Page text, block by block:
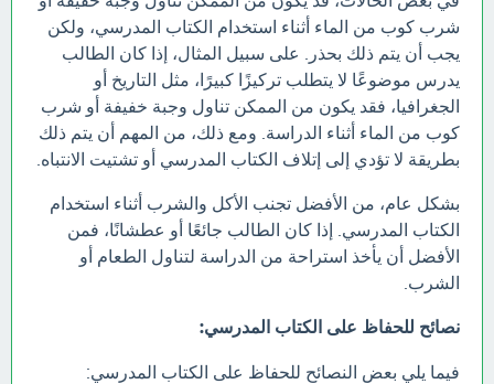
شرب كوب من الماء أثناء استخدام الكتاب المدرسي، ولكن
يجب أن يتم ذلك بحذر. على سبيل المثال، إذا كان الطالب
يدرس موضوعًا لا يتطلب تركيزًا كبيرًا، مثل التاريخ أو
الجغرافيا، فقد يكون من الممكن تناول وجبة خفيفة أو شرب
كوب من الماء أثناء الدراسة. ومع ذلك، من المهم أن يتم ذلك
بطريقة لا تؤدي إلى إتلاف الكتاب المدرسي أو تشتيت الانتباه.
بشكل عام، من الأفضل تجنب الأكل والشرب أثناء استخدام
الكتاب المدرسي. إذا كان الطالب جائعًا أو عطشانًا، فمن
الأفضل أن يأخذ استراحة من الدراسة لتناول الطعام أو
الشرب.
نصائح للحفاظ على الكتاب المدرسي:
فيما يلي بعض النصائح للحفاظ على الكتاب المدرسي: